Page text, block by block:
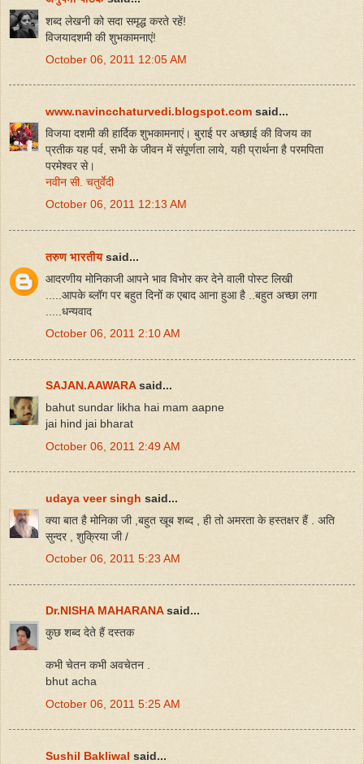
शब्द लेखनी को सदा समृद्ध करते रहें!
विजयादशमी की शुभकामनाएं!
October 06, 2011 12:05 AM
www.navincchaturvedi.blogspot.com said...
विजया दशमी की हार्दिक शुभकामनाएं। बुराई पर अच्छाई की विजय का
प्रतीक यह पर्व, सभी के जीवन में संपूर्णता लाये, यही प्रार्थना है परमपिता
परमेश्वर से।
नवीन सी. चतुर्वेदी
October 06, 2011 12:13 AM
तरुण भारतीयsaid...
आदरणीय मोनिकाजी आपने भाव विभोर कर देने वाली पोस्ट लिखी
.....आपके ब्लॉग पर बहुत दिनों क एबाद आना हुआ है ..बहुत अच्छा लगा
.....धन्यवाद
October 06, 2011 2:10 AM
SAJAN.AAWARAsaid...
bahut sundar likha hai mam aapne
jai hind jai bharat
October 06, 2011 2:49 AM
udaya veer singh said...
क्या बात है मोनिका जी ,बहुत खूब शब्द , ही तो अमरता के हस्तक्षर हैं . अति
सुन्दर , शुक्रिया जी /
October 06, 2011 5:23 AM
Dr.NISHA MAHARANAsaid...
कुछ शब्द देते हैं दस्तक
कभी चेतन कभी अवचेतन .
bhut acha
October 06, 2011 5:25 AM
Sushil Bakliwal said...